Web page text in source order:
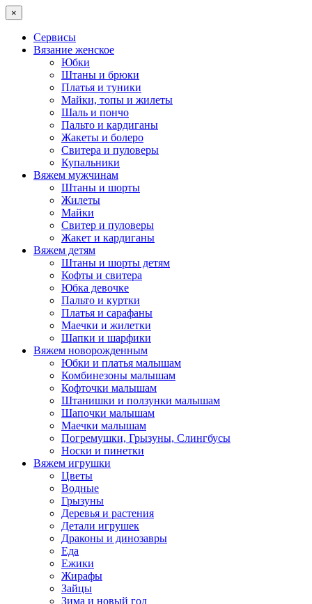
×
Сервисы
Вязание женское
Юбки
Штаны и брюки
Платья и туники
Майки, топы и жилеты
Шаль и пончо
Пальто и кардиганы
Жакеты и болеро
Свитера и пуловеры
Купальники
Вяжем мужчинам
Штаны и шорты
Жилеты
Майки
Свитер и пуловеры
Жакет и кардиганы
Вяжем детям
Штаны и шорты детям
Кофты и свитера
Юбка девочке
Пальто и куртки
Платья и сарафаны
Маечки и жилетки
Шапки и шарфики
Вяжем новорожденным
Юбки и платья малышам
Комбинезоны малышам
Кофточки малышам
Штанишки и ползунки малышам
Шапочки малышам
Маечки малышам
Погремушки, Грызуны, Слингбусы
Носки и пинетки
Вяжем игрушки
Цветы
Водные
Грызуны
Деревья и растения
Детали игрушек
Драконы и динозавры
Еда
Ежики
Жирафы
Зайцы
Зима и новый год